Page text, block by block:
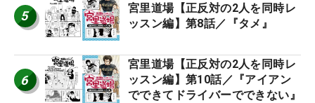
5
宮里道場【正反対の2人を同時レ
ッスン編】第8話／『タメ』
6
宮里道場【正反対の2人を同時レ
ッスン編】第10話／『アイアン
でできてドライバーでできない』